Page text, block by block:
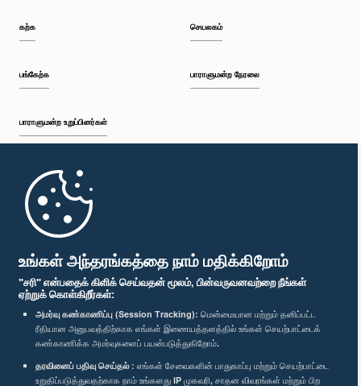
உங்கள் அந்தரங்கத்தை நாம் மதிக்கிறோம்
"சரி" என்பதைக் கிளிக் செய்வதன் மூலம், பின்வருவனவற்றை நீங்கள்
ஏற்றுக் கொள்கிறீர்கள்:
அமர்வு கண்காணிப்பு (Session Tracking): மென்மையான மற்றும் தனிப்பட்ட
ரீதியான அனுபவத்திற்காக எங்கள் இணையத்தளத்தில் உங்கள் செயற்பாட்டைக்
கண்காணிக்க அமர்வுகளைப் பயன்படுத்துகிறோம்.
தரவினைப் பதிவு செய்தல் : எங்கள் சேவைகளின் பாதுகாப்பு மற்றும் செயற்பாட்டை
உறுதிப்படுத்துவதற்காக நாம் உங்களது IP முகவரி, சாதன விவரங்கள் மற்றும் பிற
கற்க
பங்கேற்க
பாராளுமன்ற உறுப்பினர்கள்
முதற்பக்கம்
செயலகம்
பாராளுமன்ற நேரலை
பாராளுமன்ற கையடக்க செயலி
எம்மை பின்தொடர்க :
விருதுகள்